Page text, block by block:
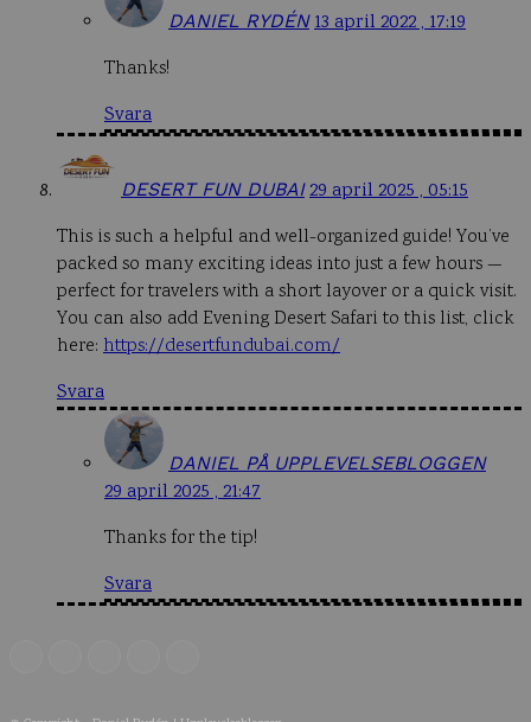
DANIEL RYDÉN 13 april 2022 , 17:19
Thanks!
Svara
DESERT FUN DUBAI 29 april 2025 , 05:15
This is such a helpful and well-organized guide! You’ve
packed so many exciting ideas into just a few hours —
perfect for travelers with a short layover or a quick visit.
You can also add Evening Desert Safari to this list, click
here: https://desertfundubai.com/
Svara
DANIEL PÅ UPPLEVELSEBLOGGEN
29 april 2025 , 21:47
Thanks for the tip!
Svara